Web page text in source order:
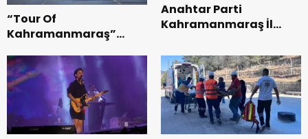
“Tour Of
Kahramanmaraş”
Bisikleti Turnuvası
Tamamlandı.
Anahtar Parti
Kahramanmaraş İl
Teşkilatı ile buluştu.